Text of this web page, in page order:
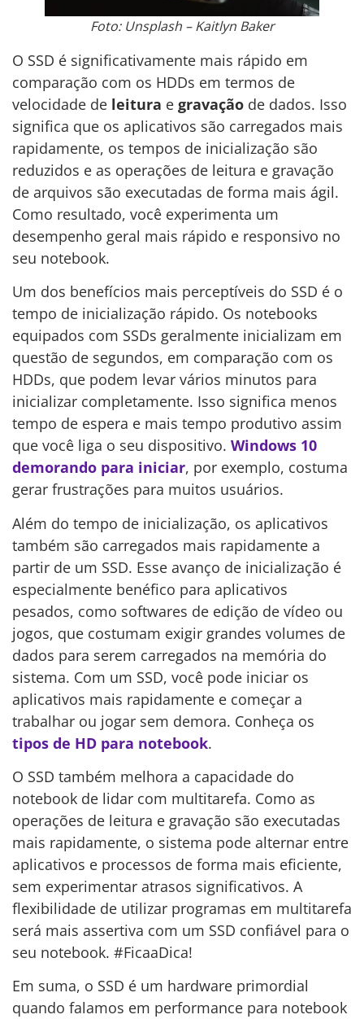
Foto: Unsplash – Kaitlyn Baker
O SSD é significativamente mais rápido em
comparação com os HDDs em termos de
velocidade de leitura e gravação de dados. Isso
significa que os aplicativos são carregados mais
rapidamente, os tempos de inicialização são
reduzidos e as operações de leitura e gravação
de arquivos são executadas de forma mais ágil.
Como resultado, você experimenta um
desempenho geral mais rápido e responsivo no
seu notebook.
Um dos benefícios mais perceptíveis do SSD é o
tempo de inicialização rápido. Os notebooks
equipados com SSDs geralmente inicializam em
questão de segundos, em comparação com os
HDDs, que podem levar vários minutos para
inicializar completamente. Isso significa menos
tempo de espera e mais tempo produtivo assim
que você liga o seu dispositivo. Windows 10
demorando para iniciar, por exemplo, costuma
gerar frustrações para muitos usuários.
Além do tempo de inicialização, os aplicativos
também são carregados mais rapidamente a
partir de um SSD. Esse avanço de inicialização é
especialmente benéfico para aplicativos
pesados, como softwares de edição de vídeo ou
jogos, que costumam exigir grandes volumes de
dados para serem carregados na memória do
sistema. Com um SSD, você pode iniciar os
aplicativos mais rapidamente e começar a
trabalhar ou jogar sem demora. Conheça os
tipos de HD para notebook.
O SSD também melhora a capacidade do
notebook de lidar com multitarefa. Como as
operações de leitura e gravação são executadas
mais rapidamente, o sistema pode alternar entre
aplicativos e processos de forma mais eficiente,
sem experimentar atrasos significativos. A
flexibilidade de utilizar programas em multitarefa
será mais assertiva com um SSD confiável para o
seu notebook. #FicaaDica!
Em suma, o SSD é um hardware primordial
quando falamos em performance para notebook